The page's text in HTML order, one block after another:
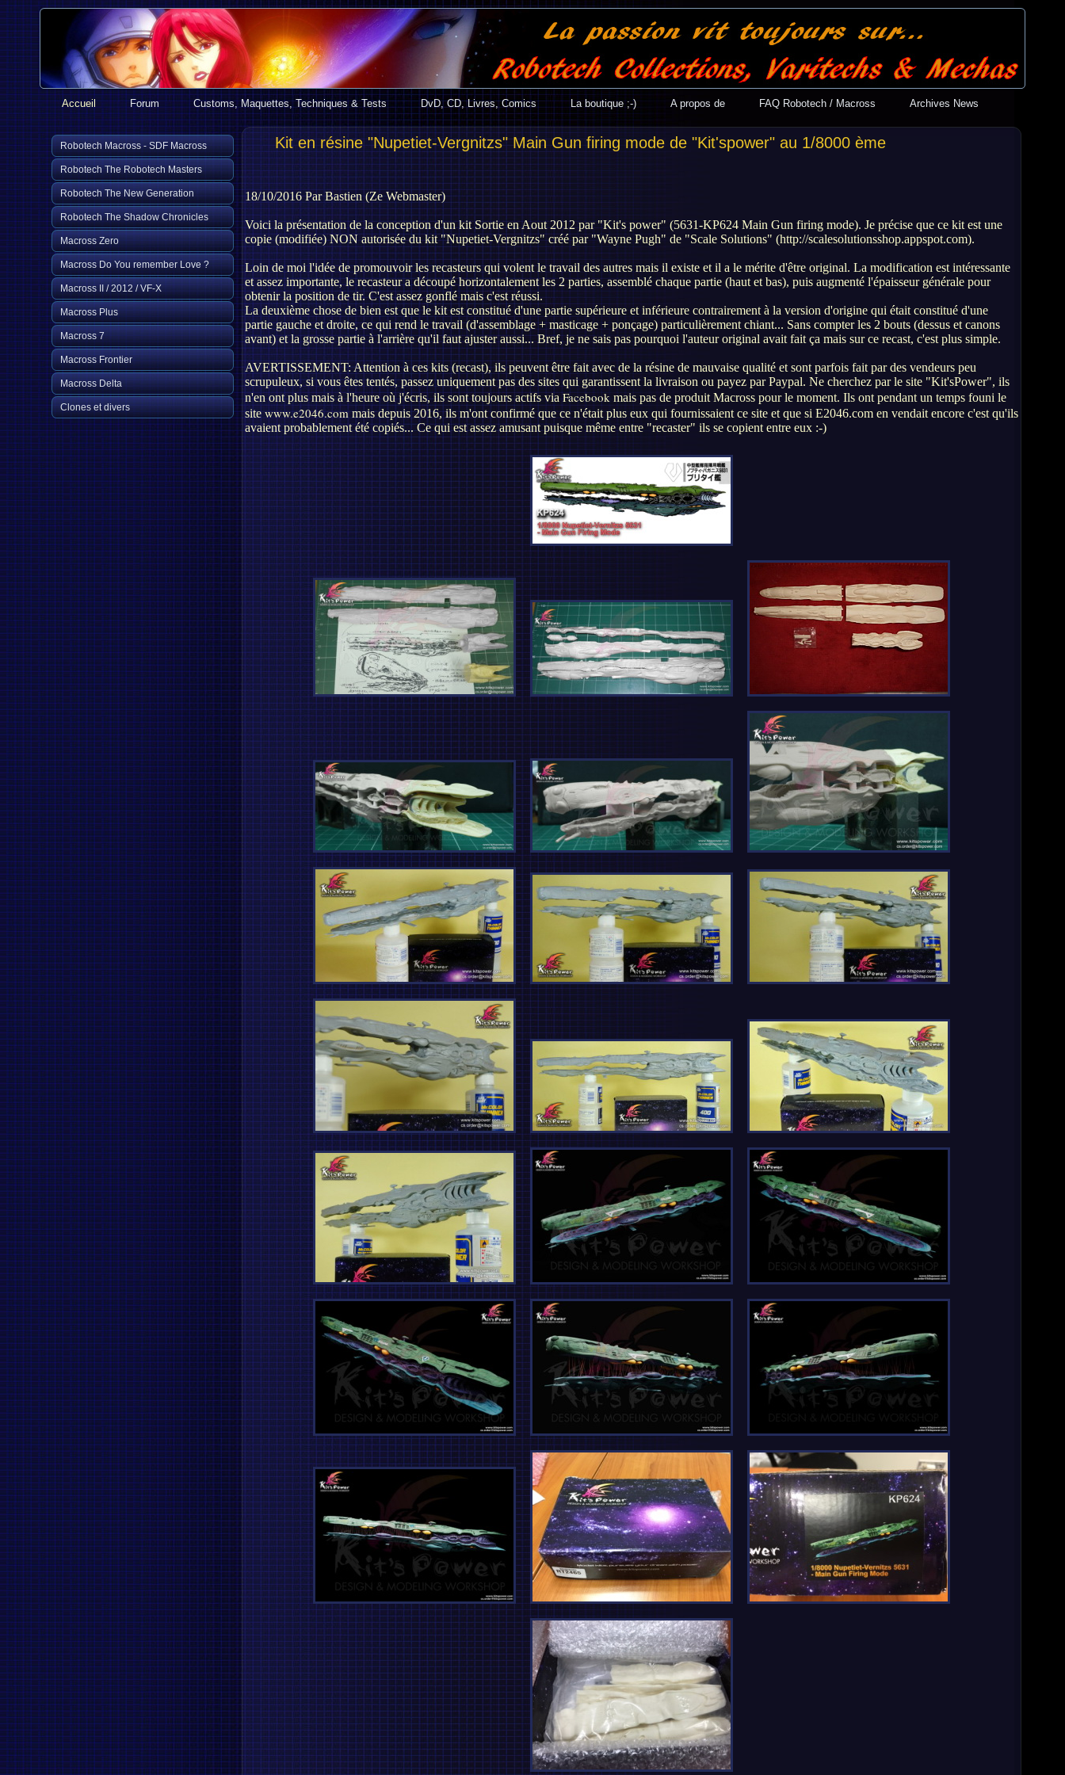
Accueil Forum Customs, Maquettes, Techniques & Tests DvD, CD, Livres, Comics La boutique ;-) A propos de FAQ Robotech / Macross Archives News
Robotech Macross - SDF Macross
Robotech The Robotech Masters
Robotech The New Generation
Robotech The Shadow Chronicles
Macross Zero
Macross Do You remember Love ?
Macross II / 2012 / VF-X
Macross Plus
Macross 7
Macross Frontier
Macross Delta
Clones et divers
Kit en résine "Nupetiet-Vergnitzs" Main Gun firing mode de "Kit'spower" au 1/8000 ème
18/10/2016 Par Bastien (Ze Webmaster)
Voici la présentation de la conception d'un kit Sortie en Aout 2012 par "Kit's power" (5631-KP624 Main Gun firing mode). Je précise que ce kit est une
copie (modifiée) NON autorisée du kit "Nupetiet-Vergnitzs" créé par "Wayne Pugh" de "Scale Solutions" (http://scalesolutionsshop.appspot.com).
Loin de moi l'idée de promouvoir les recasteurs qui volent le travail des autres mais il existe et il a le mérite d'être original. La modification est intéressante
et assez importante, le recasteur a découpé horizontalement les 2 parties, assemblé chaque partie (haut et bas), puis augmenté l'épaisseur générale pour
obtenir la position de tir. C'est assez gonflé mais c'est réussi.
La deuxième chose de bien est que le kit est constitué d'une partie supérieure et inférieure contrairement à la version d'origine qui était constitué d'une
partie gauche et droite, ce qui rend le travail (d'assemblage + masticage + ponçage) particulièrement chiant... Sans compter les 2 bouts (dessus et canons
avant) et la grosse partie à l'arrière qu'il faut ajuster aussi... Bref, je ne sais pas pourquoi l'auteur original avait fait ça mais sur ce recast, c'est plus simple.
AVERTISSEMENT: Attention à ces kits (recast), ils peuvent être fait avec de la résine de mauvaise qualité et sont parfois fait par des vendeurs peu
scrupuleux, si vous êtes tentés, passez uniquement pas des sites qui garantissent la livraison ou payez par Paypal. Ne cherchez par le site "Kit'sPower", ils
n'en ont plus mais à l'heure où j'écris, ils sont toujours actifs viaFacebook mais pas de produit Macross pour le moment. Ils ont pendant un temps founi le
sitewww.e2046.commais depuis 2016, ils m'ont confirmé que ce n'était plus eux qui fournissaient ce site et que si E2046.com en vendait encore c'est qu'ils
avaient probablement été copiés... Ce qui est assez amusant puisque même entre "recaster" ils se copient entre eux :-)